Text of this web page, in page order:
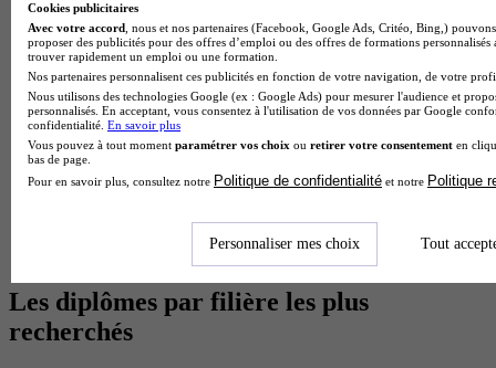
BTS Sam en alternance
Cap Fleuriste en alternance
BTS Sio en alternance
MSc Marketing Digital en alternance
BTS Gpme en alternance
Cap Electricien en alternance
BTS Gpn en alternance
BTS Domotique en alternance
BAC Pro Agora en alternance
BTS Tpl en alternance
Les diplômes par filière les plus
recherchés
Cookies publicitaires
Avec votre accord , nous et nos partenaires (Facebook, Google Ads, Critéo, Bing,)
proposer des publicités pour des offres d’emploi ou des offres de formations
trouver rapidement un emploi ou une formation.
Nos partenaires personnalisent ces publicités en fonction de votre navigation, de votre
Nous utilisons des technologies Google (ex : Google Ads) pour mesurer l'audience et
personnalisés. En acceptant, vous consentez à l'utilisation de vos données par Google
confidentialité. En savoir plus
Vous pouvez à tout moment paramétrer vos choix ou retirer votre consentement en
bas de page.
Pour en savoir plus, consultez notre Politique de confidentialité et notre Politique
Personnaliser mes choix Tout